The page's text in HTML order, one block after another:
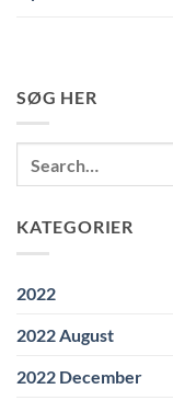
SØG HER
KATEGORIER
2022
2022 August
2022 December